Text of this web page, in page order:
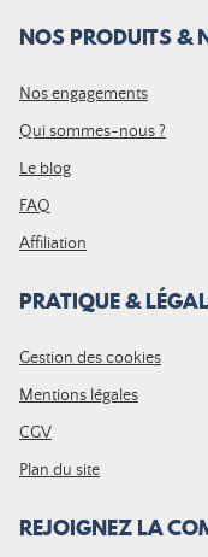
NOS PRODUITS &
Nos engagements
Qui sommes-nous ?
Le blog
FAQ
Affiliation
PRATIQUE & LÉGAL
Gestion des cookies
Mentions légales
CGV
Plan du site
REJOIGNEZ LA